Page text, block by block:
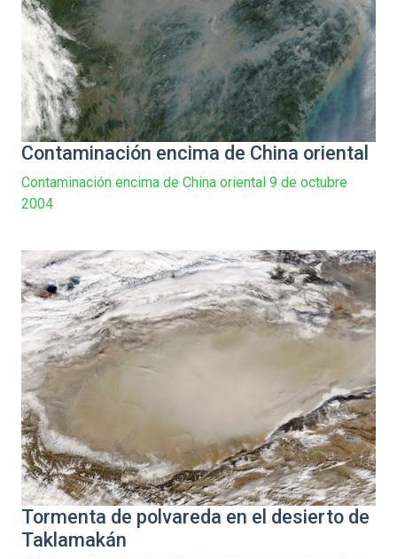
Contaminación encima de China oriental
Contaminación encima de China oriental 9 de octubre
2004
Tormenta de polvareda en el desierto de
Taklamakán